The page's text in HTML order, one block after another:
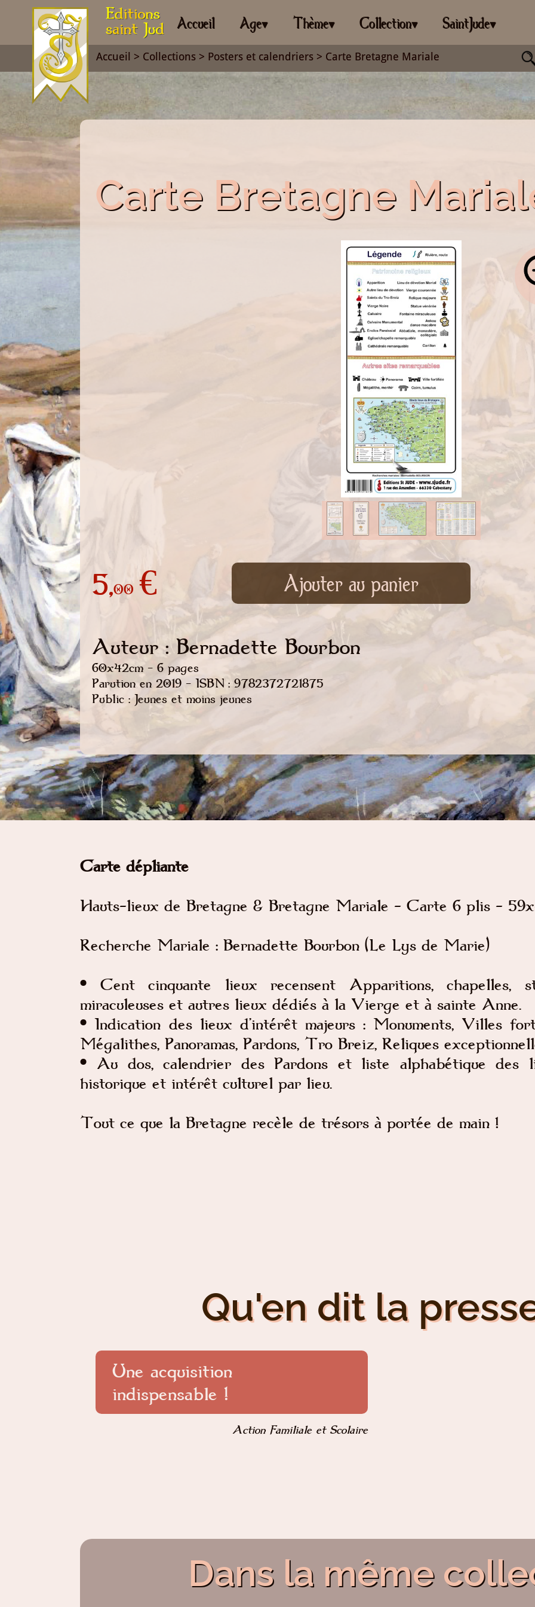
Accueil Age▾ Thème▾ Collection▾ SaintJude▾
Accueil > Collections> Posters et calendriers> Carte Bretagne Mariale
Carte Bretagne
5,00 € Ajouter au panier
Auteur : Bernadette Bourbon
60x42cm - 6 pages
Parution en 2019 - ISBN : 9782372721875
Public : Jeunes et moins jeunes
Carte dépliante
Hauts-lieux de Bretagne & Bretagne Mariale - Carte 6 plis -
Recherche Mariale : Bernadette Bourbon (Le Lys de Marie)
• Cent cinquante lieux recensent Apparitions, chapelles,
miraculeuses et autres lieux dédiés à la Vierge et à sainte Anne.
• Indication des lieux d’intérêt majeurs : Monuments, Villes
Mégalithes, Panoramas, Pardons, Tro Breiz, Reliques
• Au dos, calendrier des Pardons et liste alphabétique des
historique et intérêt culturel par lieu.
Tout ce que la Bretagne recèle de trésors à portée de main !
Qu'en dit la
Une acquisition
indispensable !
Action Familiale et Scolaire
Dans la même